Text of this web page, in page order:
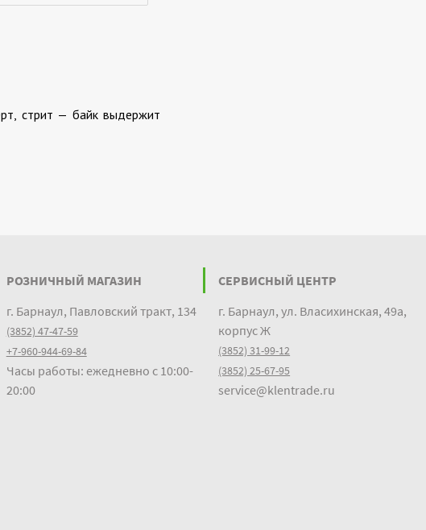
стрит — байк выдержит
РОЗНИЧНЫЙ МАГАЗИН
г. Барнаул, Павловский тракт, 134
(3852) 47-47-59
+7-960-944-69-84
Часы работы: ежедневно с 10:00-
20:00
СЕРВИСНЫЙ ЦЕНТР
г. Барнаул, ул. Власихинская, 49а,
корпус Ж
(3852) 31-99-12
(3852) 25-67-95
service@klentrade.ru